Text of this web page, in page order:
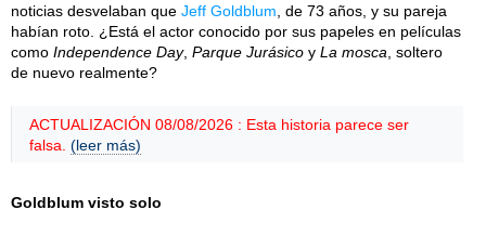
noticias desvelaban que Jeff Goldblum , de 73 años, y su pareja
habían roto. ¿Está el actor conocido por sus papeles en películas
como Independence Day, Parque Jurásico y La mosca , soltero
de nuevo realmente?
ACTUALIZACIÓN 08/08/2026 : Esta historia parece ser
falsa. (leer más)
Goldblum visto solo